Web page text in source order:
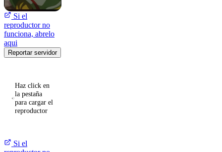
Si el
reproductor no
funciona, abrelo
aqui
Reportar servidor
Haz click en
la pestaña
para cargar el
reproductor
Si el